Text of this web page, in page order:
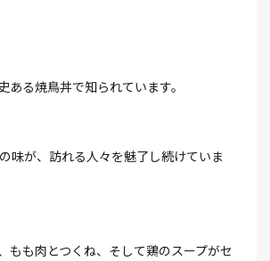
ある焼鳥丼で知られています。
味が、訪れる人々を魅了し続けていま
もも肉とつくね、そして鶏のスープがセ